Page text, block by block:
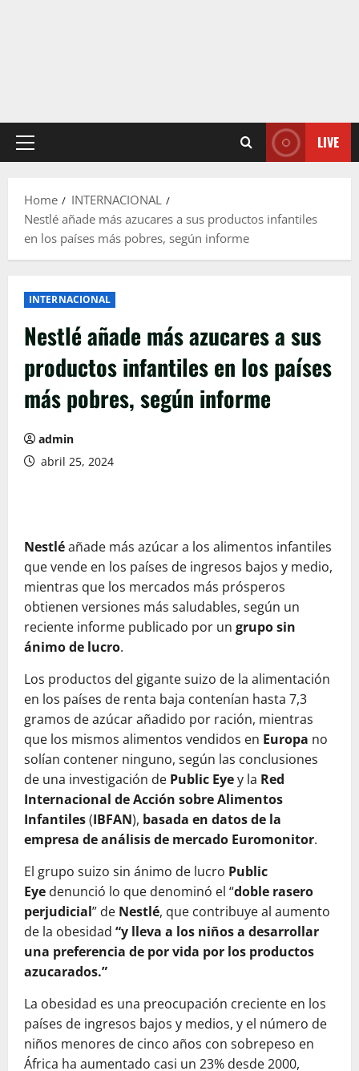
Primary
LIVE
Home
INTERNACIONAL
Nestlé añade más azucares a sus productos infantiles
en los países más pobres, según informe
INTERNACIONAL
Nestlé añade más azucares a sus
productos infantiles en los países
más pobres, según informe
admin
abril 25, 2024
Nestléañade más azúcar a los alimentos infantiles
que vende en los países de ingresos bajos y medio,
mientras que los mercados más prósperos
obtienen versiones más saludables, según un
reciente informe publicado por un grupo sin
ánimo de lucro.
Los productos del gigante suizo de la alimentación
en los países de renta baja contenían hasta 7,3
gramos de azúcar añadido por ración, mientras
que los mismos alimentos vendidos en Europa no
solían contener ninguno, según las conclusiones
de una investigación de Public Eyey la Red
Internacional de Acción sobre Alimentos
Infantiles(IBFAN), basada en datos de la
empresa de análisis de mercado Euromonitor.
El grupo suizo sin ánimo de lucro Public
Eye denunció lo que denominó el “doble rasero
perjudicial” de Nestlé, que contribuye al aumento
de la obesidad “y lleva a los niños a desarrollar
una preferencia de por vida por los productos
azucarados.”
La obesidad es una preocupación creciente en los
países de ingresos bajos y medios, y el número de
niños menores de cinco años con sobrepeso en
África ha aumentado casi un 23% desde 2000,